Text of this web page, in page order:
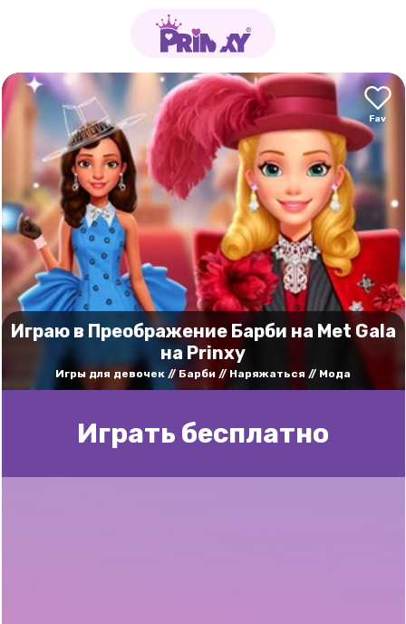
Играю в Преображение Барби на Met Gala
на Prinxy
Игры для девочек Барби Наряжаться Мода
Играть бесплатно